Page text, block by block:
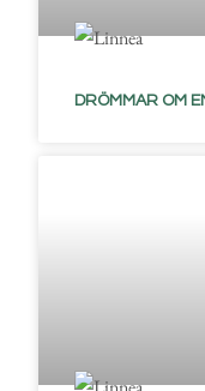
DRÖMMAR OM